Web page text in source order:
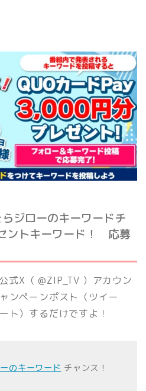
ジローのキーワードチ
ントキーワード！ 応募
式X（ @ZIP_TV ）アカウン
ンペーンポスト（ツイー
ト）するだけですよ！
のキーワード チャンス！